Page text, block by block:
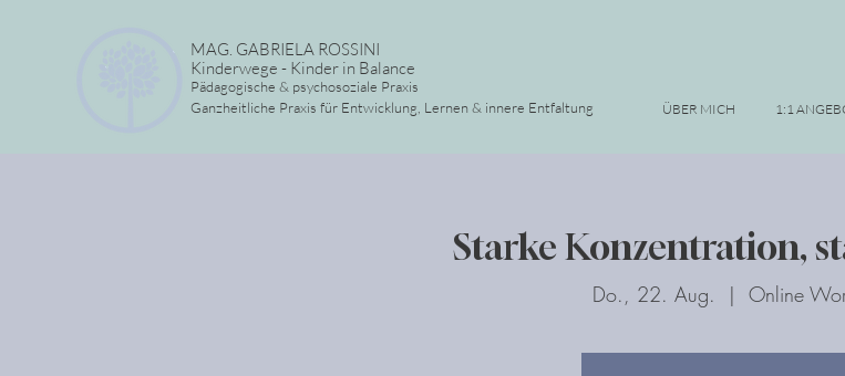
MAG. GABRIELA ROSSINI
Kinderwege - Kinder in Balance
Pädagogische & psychosoziale Praxis
Ganzheitliche Praxis für Entwicklung, Lernen & innere Entfaltung
ÜBER MICH 1:1
Starke Konzentration,
Do., 22. Aug.
  |
Online